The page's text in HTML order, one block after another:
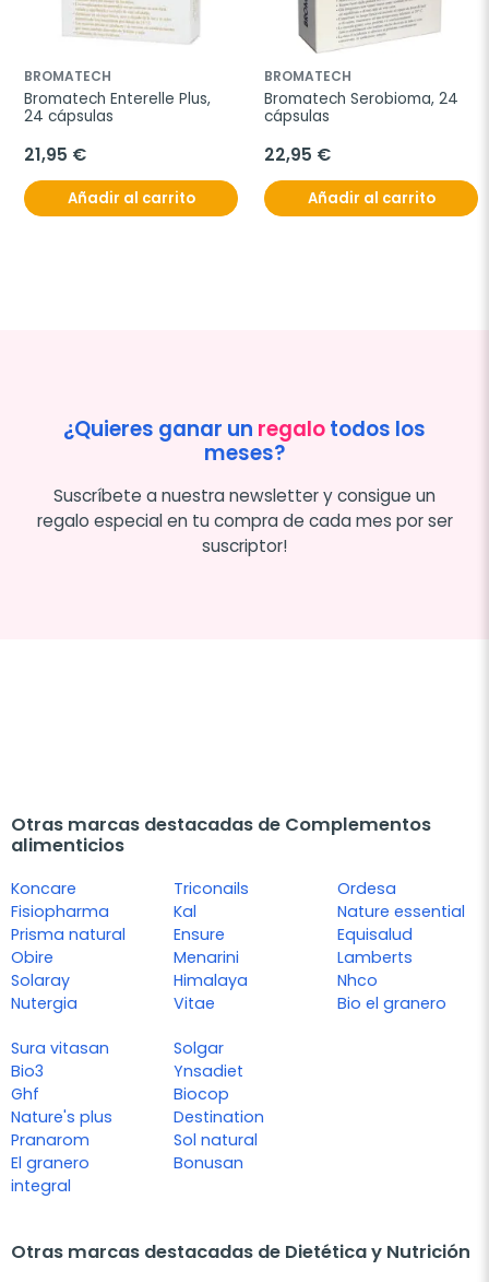
BROMATECH
Bromatech Enterelle Plus,
24 cápsulas
21,95 €
Añadir al carrito
BROMATECH
Bromatech Serobioma, 24
cápsulas
22,95 €
Añadir al carrito
¿Quieres ganar un regalotodos los
meses?
Suscríbete a nuestra newsletter y consigue un
regalo especial en tu compra de cada mes por ser
suscriptor!
Otras marcas destacadas de Complementos
alimenticios
Koncare
Fisiopharma
Prisma natural
Obire
Solaray
Nutergia
Triconails
Kal
Ensure
Menarini
Himalaya
Vitae
Ordesa
Nature essential
Equisalud
Lamberts
Nhco
Bio el granero
Sura vitasan
Bio3
Ghf
Nature's plus
Pranarom
El granero
integral
Solgar
Ynsadiet
Biocop
Destination
Sol natural
Bonusan
Otras marcas destacadas de Dietética y Nutrición